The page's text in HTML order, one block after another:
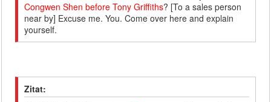
Congwen Shen before Tony Griffiths? [To a sales person
near by] Excuse me. You. Come over here and explain
yourself.
Zitat: